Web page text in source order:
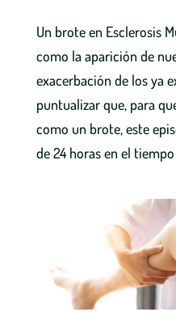
Un brote en Esclerosis
como la aparición de
exacerbación de los ya
puntualizar que, para
como un brote, este
de 24 horas en el